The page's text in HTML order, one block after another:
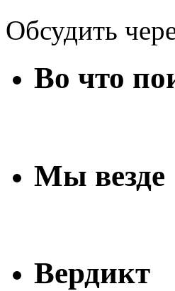
Обсудить
Во что
Мы везде
Вердикт